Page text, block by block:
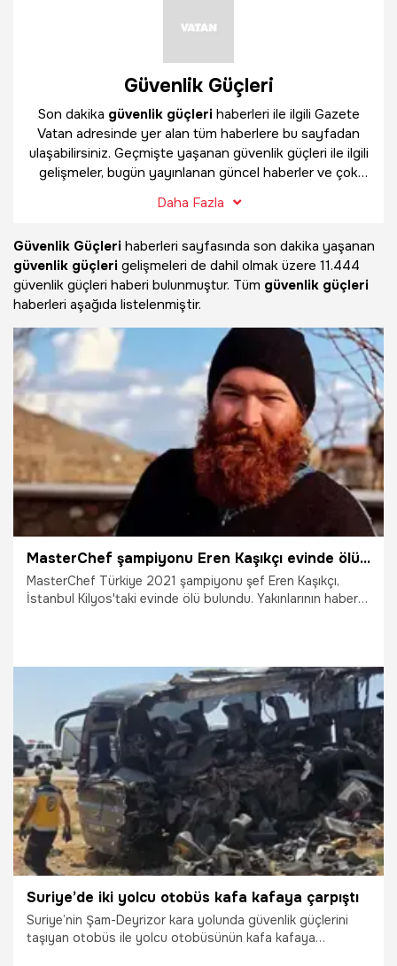
Güvenlik Güçleri
Son dakika güvenlik güçleri haberleri ile ilgili Gazete
Vatan adresinde yer alan tüm haberlere bu sayfadan
ulaşabilirsiniz. Geçmişte yaşanan güvenlik güçleri ile ilgili
gelişmeler, bugün yayınlanan güncel haberler ve çok
bulabilirsiniz.
Daha Fazla
Güvenlik Güçleri haberleri sayfasında son dakika yaşanan
güvenlik güçleri gelişmeleri de dahil olmak üzere 11.444
güvenlik güçleri haberi bulunmuştur. Tüm güvenlik güçleri
haberleri aşağıda listelenmiştir.
MasterChef şampiyonu Eren Kaşıkçı evinde ölü bulundu! Şüpheli ölümde ilaç detayı ve soruşturma kararı
MasterChef Türkiye 2021 şampiyonu şef Eren Kaşıkçı,
İstanbul Kilyos'taki evinde ölü bulundu. Yakınlarının haber
ölümündeki şüpheler üzerine geniş çaplı soruşturma
30.07.2026 Gündem
Suriye’de iki yolcu otobüs kafa kafaya çarpıştı
Suriye’nin Şam-Deyrizor kara yolunda güvenlik güçlerini
taşıyan otobüs ile yolcu otobüsünün kafa kafaya